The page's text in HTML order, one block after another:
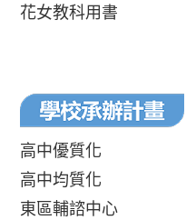
花女教科用書
高中優質化
高中均質化
東區輔諮中心